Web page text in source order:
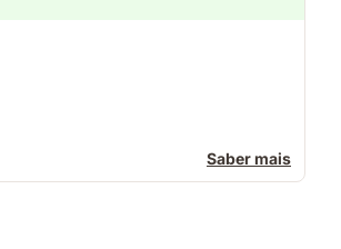
Saber mais